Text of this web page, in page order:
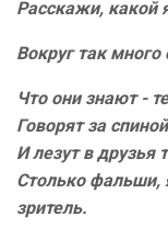
Расскажи, какой
Вокруг так
Что они знают -
Говорят за
И лезут в друзья
Столько фальши,
зритель.